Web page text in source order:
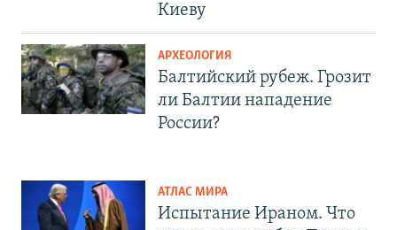
Киеву
АРХЕОЛОГИЯ
Балтийский рубеж. Грозит
ли Балтии нападение
России?
АТЛАС МИРА
Испытание Ираном. Что